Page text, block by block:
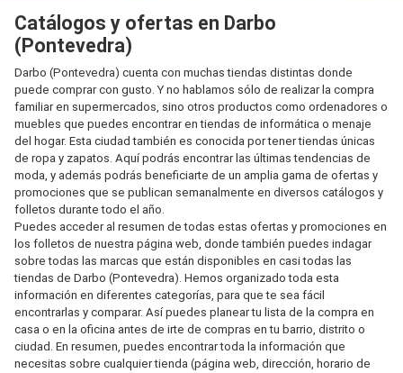
Catálogos y ofertas en Darbo
(Pontevedra)
Darbo (Pontevedra) cuenta con muchas tiendas distintas donde
puede comprar con gusto. Y no hablamos sólo de realizar la compra
familiar en supermercados, sino otros productos como ordenadores o
muebles que puedes encontrar en tiendas de informática o menaje
del hogar. Esta ciudad también es conocida por tener tiendas únicas
de ropa y zapatos. Aquí podrás encontrar las últimas tendencias de
moda, y además podrás beneficiarte de un amplia gama de ofertas y
promociones que se publican semanalmente en diversos catálogos y
folletos durante todo el año.
Puedes acceder al resumen de todas estas ofertas y promociones en
los folletos de nuestra página web, donde también puedes indagar
sobre todas las marcas que están disponibles en casi todas las
tiendas de Darbo (Pontevedra). Hemos organizado toda esta
información en diferentes categorías, para que te sea fácil
encontrarlas y comparar. Así puedes planear tu lista de la compra en
casa o en la oficina antes de irte de compras en tu barrio, distrito o
ciudad. En resumen, puedes encontrar toda la información que
necesitas sobre cualquier tienda (página web, dirección, horario de